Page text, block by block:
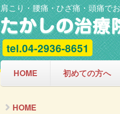
肩こり・腰痛・ひざ痛・頭痛で
tel.04-2936-8651
HOME 初めての方へ
HOME